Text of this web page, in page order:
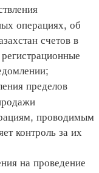
операциях, об
счетов в
пределов
проводимым
контроль за их
на проведение